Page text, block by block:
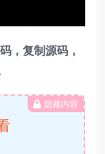
，复制源码，
隐藏内容